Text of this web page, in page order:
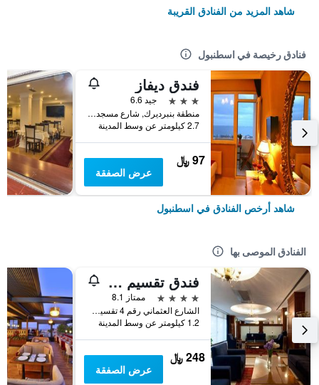
شاهد المزيد من الفنادق القريبة
فنادق رخيصة في اسطنبول
فندق ديفاز
3 نجوم
جيد 6.6
منطقة بنبرديرك, شارع مسجد كاتب سنان رقم 31, اسطنبول, تركيا
2.7 كيلومتر عن وسط المدينة
97 ﷼
عرض الصفقة
شاهد أرخص الفنادق في اسطنبول
الفنادق الموصى بها
فندق تقسيم متروبارك
4 نجوم
ممتاز 8.1
الشارع العثماني رقم 4 تقسيم, اسطنبول, تركيا
1.2 كيلومتر عن وسط المدينة
248 ﷼
عرض الصفقة